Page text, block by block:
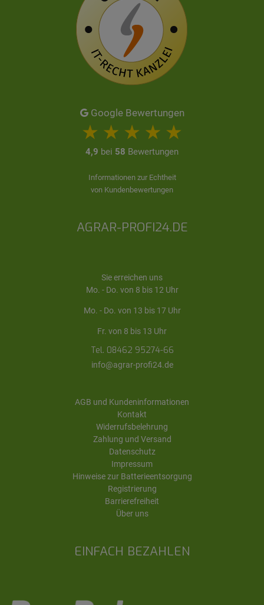
EINFACH BEZAHLEN
Google Bewertungen
4,9 bei 58 Bewertungen
Informationen zur Echtheit
von Kundenbewertungen
AGRAR-PROFI24.DE
Sie erreichen uns
Mo. - Do. von 8 bis 12 Uhr
Mo. - Do. von 13 bis 17 Uhr
Fr. von 8 bis 13 Uhr
Tel. 08462 95274-66
info@agrar-profi24.de
AGB und Kundeninformationen
Kontakt
Widerrufsbelehrung
Zahlung und Versand
Datenschutz
Impressum
Hinweise zur Batterieentsorgung
Registrierung
Barrierefreiheit
Über uns